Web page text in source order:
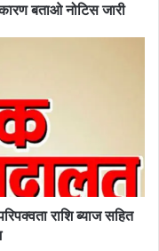
बताओ नोटिस जारी
राशि ब्याज सहित